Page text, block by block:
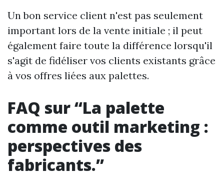
Un bon service client n'est pas seulement
important lors de la vente initiale ; il peut
également faire toute la différence lorsqu'il
s'agit de fidéliser vos clients existants grâce
à vos offres liées aux palettes.
FAQ sur “La palette
comme outil marketing :
perspectives des
fabricants.”